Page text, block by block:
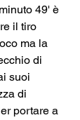
49' è
il tiro
ma la
di
suoi
di
portare a